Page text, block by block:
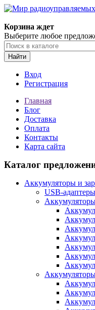
Корзина ждет
Выберите любое
Найти
Вход
Регистрация
Главная
Блог
Доставка
Оплата
Контакты
Карта сайта
Каталог
Аккумуляторы и
USB-